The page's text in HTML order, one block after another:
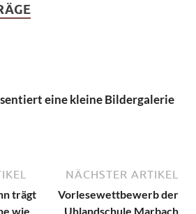
eine kleine Bildergalerie
trägt
wie
NÄCHSTER ARTIKEL
Vorlesewettbewerb der
Uhlandschule Marbach